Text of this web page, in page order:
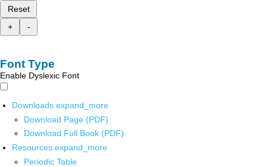
Reset
+
-
Font Type
Enable Dyslexic Font
Downloads expand_more
Download Page (PDF)
Download Full Book (PDF)
Resources expand_more
Periodic Table